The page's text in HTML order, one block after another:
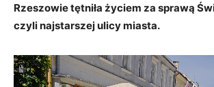
Rzeszowie tętniła życiem za sprawą
czyli najstarszej ulicy miasta.
1/32